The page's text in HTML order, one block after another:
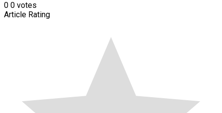
0 0 votes
Article Rating